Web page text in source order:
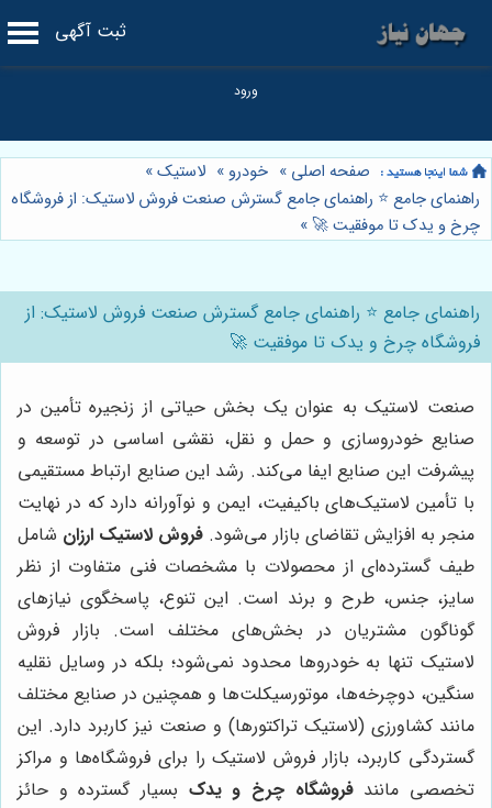
ثبت آگهی
صفحه اصلی » خودرو » لاستیک»
راهنمای جامع ⭐️ راهنمای جامع گسترش صنعت فروش لاستیک: از فروشگاه
چرخ و یدک تا موفقیت 🚀 »
راهنمای جامع ⭐️ راهنمای جامع گسترش صنعت فروش لاستیک: از
فروشگاه چرخ و یدک تا موفقیت 🚀
صنعت لاستیک به عنوان یک بخش حیاتی از زنجیره تأمین در
صنایع خودروسازی و حمل و نقل، نقشی اساسی در توسعه و
پیشرفت این صنایع ایفا می‌کند. رشد این صنایع ارتباط مستقیمی
با تأمین لاستیک‌های باکیفیت، ایمن و نوآورانه دارد که در نهایت
منجر به افزایش تقاضای بازار می‌شود. فروش لاستیک ارزان شامل
طیف گسترده‌ای از محصولات با مشخصات فنی متفاوت از نظر
سایز، جنس، طرح و برند است. این تنوع، پاسخگوی نیازهای
گوناگون مشتریان در بخش‌های مختلف است. بازار فروش
لاستیک تنها به خودروها محدود نمی‌شود؛ بلکه در وسایل نقلیه
سنگین، دوچرخه‌ها، موتورسیکلت‌ها و همچنین در صنایع مختلف
مانند کشاورزی (لاستیک تراکتورها) و صنعت نیز کاربرد دارد. این
گستردگی کاربرد، بازار فروش لاستیک را برای فروشگاه‌ها و مراکز
تخصصی مانندفروشگاه چرخ و یدک بسیار گسترده و حائز